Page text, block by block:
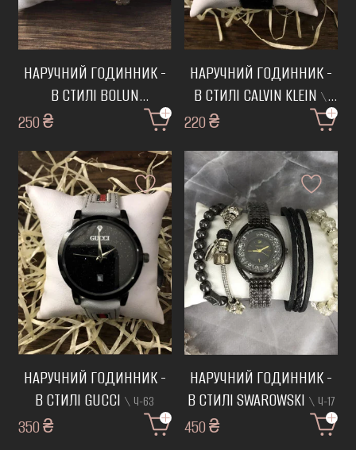
НАРУЧНИЙ ГОДИННИК -
В СТИЛІ BOLUN
(ЧЕРВОНИЙ)
\ Ч-93
250 ₴
НАРУЧНИЙ ГОДИННИК -
В СТИЛІ CALVIN KLEIN \
220 ₴
НАРУЧНИЙ ГОДИННИК -
В СТИЛІ GUCCI \ Ч-63
350 ₴
НАРУЧНИЙ ГОДИННИК -
В СТИЛІ SWAROWSKI \ Ч-17
450 ₴